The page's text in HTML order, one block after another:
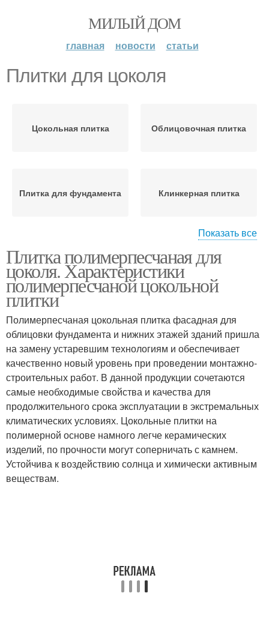
МИЛЫЙ ДОМ
главная новости статьи
Плитки для цоколя
Цокольная плитка Облицовочная плитка
Плитка для фундамента Клинкерная плитка
Полимерная плитка Плитка для облицовки
Показать все
Плитка полимерпесчаная для
цоколя. Характеристики
полимерпесчаной цокольной
плитки
Полимерпесчаная цокольная плитка фасадная для
облицовки фундамента и нижних этажей зданий пришла
на замену устаревшим технологиям и обеспечивает
качественно новый уровень при проведении монтажно-
строительных работ. В данной продукции сочетаются
самые необходимые свойства и качества для
продолжительного срока эксплуатации в экстремальных
климатических условиях. Цокольные плитки на
полимерной основе намного легче керамических
изделий, по прочности могут соперничать с камнем.
Устойчива к воздействию солнца и химически активным
веществам.